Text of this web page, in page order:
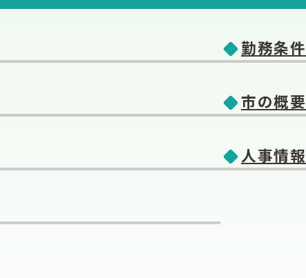
勤務条件
市の概要
人事情報